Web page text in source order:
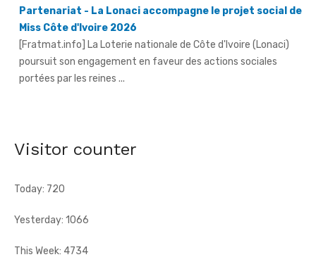
[Fratmat.info] La Loterie nationale de Côte d'Ivoire (Lonaci)
portées par les reines ...
[Fratmat.info] Le Réseau des jeunes cadres du Sud-Comoé,
Visitor counter
Today: 720
Yesterday: 1066
This Week: 4734